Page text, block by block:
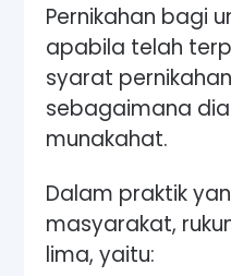
Pernikahan bagi
apabila telah
syarat
sebagaimana
munakahat.
Dalam praktik
masyarakat,
lima, yaitu: